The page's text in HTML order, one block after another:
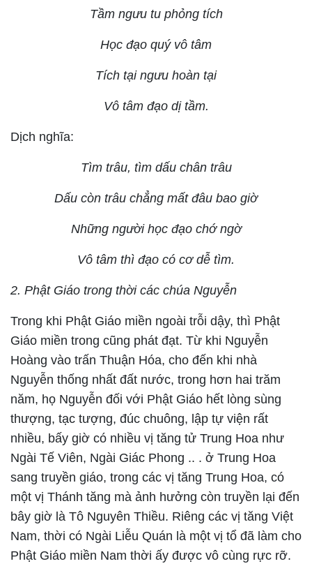
Tầm ngưu tu phỏng tích
Học đạo quý vô tâm
Tích tại ngưu hoàn tại
Vô tâm đạo dị tầm.
Dịch nghĩa:
Tìm trâu, tìm dấu chân trâu
Dấu còn trâu chẳng mất đâu bao giờ
Những người học đạo chớ ngờ
Vô tâm thì đạo có cơ dễ tìm.
2. Phật Giáo trong thời các chúa Nguyễn
Trong khi Phật Giáo miền ngoài trỗi dậy, thì Phật
Giáo miền trong cũng phát đạt. Từ khi Nguyễn
Hoàng vào trấn Thuận Hóa, cho đến khi nhà
Nguyễn thống nhất đất nước, trong hơn hai trăm
năm, họ Nguyễn đối với Phật Giáo hết lòng sùng
thượng, tạc tượng, đúc chuông, lập tự viện rất
nhiều, bấy giờ có nhiều vị tăng tử Trung Hoa như
Ngài Tế Viên, Ngài Giác Phong .. . ở Trung Hoa
sang truyền giáo, trong các vị tăng Trung Hoa, có
một vị Thánh tăng mà ảnh hưởng còn truyền lại đến
bây giờ là Tô Nguyên Thiều. Riêng các vị tăng Việt
Nam, thời có Ngài Liễu Quán là một vị tổ đã làm cho
Phật Giáo miền Nam thời ấy được vô cùng rực rỡ.